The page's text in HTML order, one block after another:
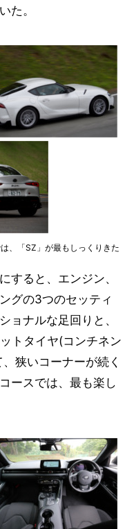
た。
、「SZ」が最もしっくりきた
すると、エンジン、
グの3つのセッティ
ョナルな足回りと、
トタイヤ(コンチネン
狭いコーナーが続く
ースでは、最も楽し